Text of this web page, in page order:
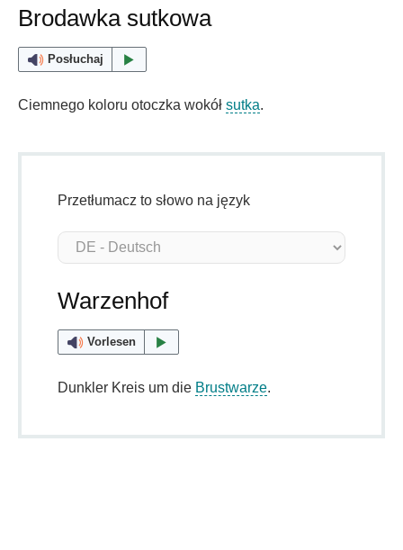
Brodawka sutkowa
Posłuchaj
Ciemnego koloru otoczka wokół sutka.
Przetłumacz to słowo na język
Warzenhof
Vorlesen
Dunkler Kreis um die Brustwarze.